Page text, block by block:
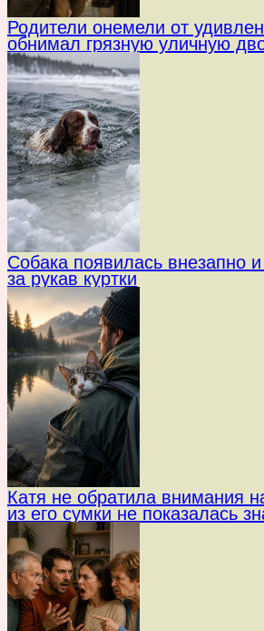
Родители онемели от
обнимал грязную уличную
Собака появилась внезапно
за рукав куртки
Катя не обратила внимания
из его сумки не показалась